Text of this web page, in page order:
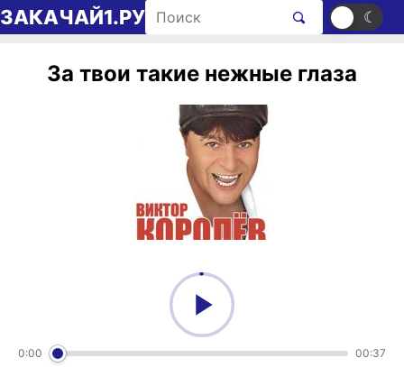
Перейти к содержимому
ЗАКАЧАЙ1.РУ Поиск рингтонов ☀ ☾
За твои такие нежные глаза
0:00 00:37